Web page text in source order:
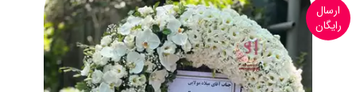
ارسال
رایگان